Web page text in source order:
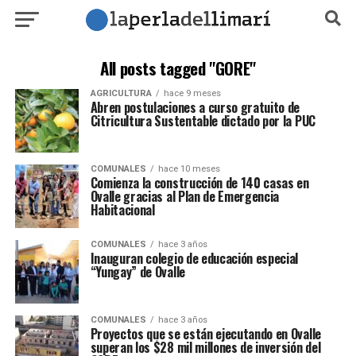
All posts tagged "GORE"
AGRICULTURA hace 9 meses
Abren postulaciones a curso gratuito de
Citricultura Sustentable dictado por la PUC
COMUNALES hace 10 meses
Comienza la construcción de 140 casas en
Ovalle gracias al Plan de Emergencia
Habitacional
COMUNALES hace 3 años
Inauguran colegio de educación especial
“Yungay” de Ovalle
COMUNALES hace 3 años
Proyectos que se están ejecutando en Ovalle
superan los $28 mil millones de inversión del